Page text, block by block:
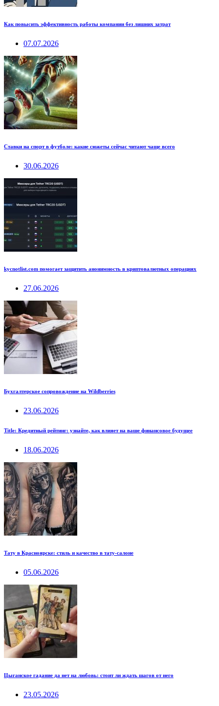
Как повысить эффективность работы компании без лишних затрат
07.07.2026
Ставки на спорт в футболе: какие сюжеты сейчас читают чаще всего
30.06.2026
kycnotlist.com помогает защитить анонимность в криптовалютных операциях
27.06.2026
Бухгалтерское сопровождение на Wildberries
23.06.2026
Title: Кредитный рейтинг: узнайте, как влияет на ваше финансовое будущее
18.06.2026
Тату в Красноярске: стиль и качество в тату-салоне
05.06.2026
Цыганское гадание да нет на любовь: стоит ли ждать шагов от него
23.05.2026